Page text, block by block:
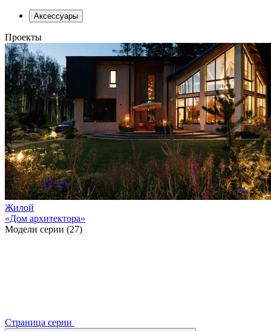
Аксессуары
Проекты
Жилой
«Дом архитектора»
Модели серии (27)
Страница серии